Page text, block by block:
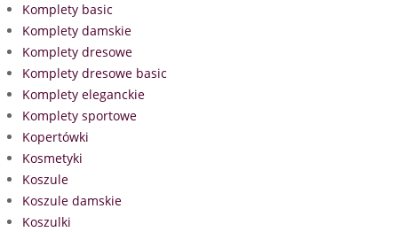
Komplety basic
Komplety damskie
Komplety dresowe
Komplety dresowe basic
Komplety eleganckie
Komplety sportowe
Kopertówki
Kosmetyki
Koszule
Koszule damskie
Koszulki